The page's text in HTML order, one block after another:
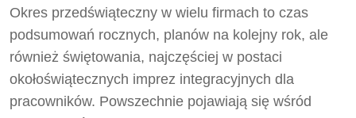
Okres przedświąteczny w wielu firmach to czas
podsumowań rocznych, planów na kolejny rok, ale
również świętowania, najczęściej w postaci
okołoświątecznych imprez integracyjnych dla
pracowników. Powszechnie pojawiają się wśród